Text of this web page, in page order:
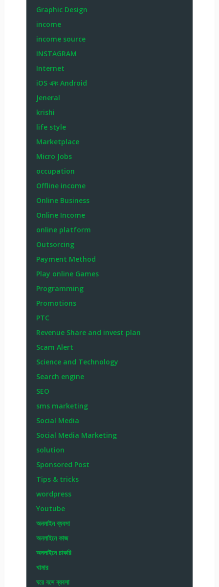
Graphic Design
income
income source
INSTAGRAM
Internet
iOS এবং Android
Jeneral
krishi
life style
Marketplace
Micro Jobs
occupation
Offline income
Online Business
Online Income
online platform
Outsorcing
Payment Method
Play online Games
Programming
Promotions
PTC
Revenue Share and invest plan
Scam Alert
Science and Technology
Search engine
SEO
sms marketing
Social Media
Social Media Marketing
solution
Sponsored Post
Tips & tricks
wordpress
Youtube
অনলাইন ব্যবসা
অনলাইনে কাজ
অনলাইনে চাকরি
খামার
ঘরে বসে ব্যবসা